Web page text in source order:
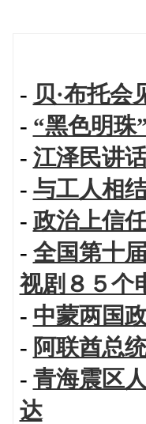
- 贝·布托
- “黑色明
- 江泽民讲
- 与工人相
- 政治上信
- 全国第十
视剧８５个
- 中蒙两国
- 阿联酋总
- 青海震区
达